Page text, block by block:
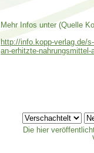
Mehr Infos unter (Quelle
http://info.kopp-verlag.de/
an-erhitzte-
Die hier